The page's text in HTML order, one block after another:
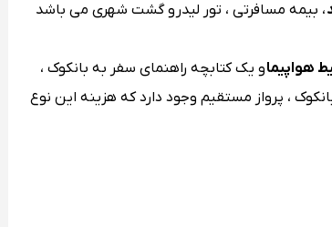
، بیمه مسافرتی ، تور لیدر و گشت شهری می باشد
هواپیماو یک کتابچه راهنمای سفر به بانکوک ،
، پرواز مستقیم وجود دارد که هزینه این نوع